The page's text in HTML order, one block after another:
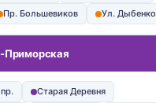
Пр. Большевиков Ул. Дыбенко
Приморская
Старая Деревня